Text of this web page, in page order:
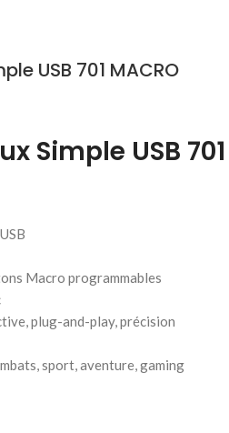
USB 701 MACRO
Simple USB 701
Macro programmables
plug-and-play, précision
sport, aventure, gaming